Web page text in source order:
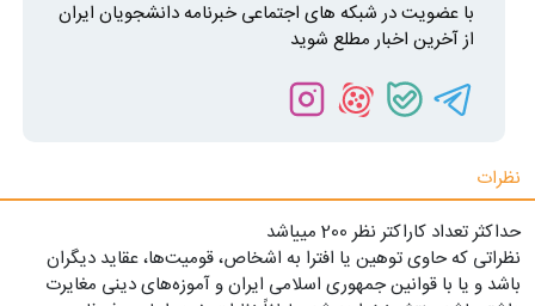
با عضویت در شبکه های اجتماعی خبرنامه دانشجویان ایران
از آخرین اخبار مطلع شوید
نظرات
حداکثر تعداد کاراکتر نظر 200 ميياشد
نظراتی که حاوی توهین یا افترا به اشخاص، قومیت‌ها، عقاید دیگران
باشد و یا با قوانین جمهوری اسلامی ایران و آموزه‌های دینی مغایرت